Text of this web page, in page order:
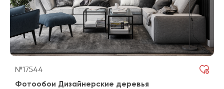
№17544
Фотообои Дизайнерские деревья